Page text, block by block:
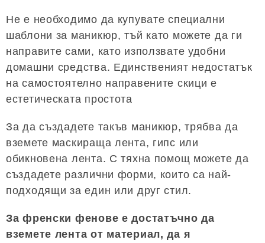
Не е необходимо да купувате специални
шаблони за маникюр, тъй като можете да ги
направите сами, като използвате удобни
домашни средства. Единственият недостатък
на самостоятелно направените скици е
естетическата простота
За да създадете такъв маникюр, трябва да
вземете маскираща лента, гипс или
обикновена лента. С тяхна помощ можете да
създадете различни форми, които са най-
подходящи за един или друг стил.
За френски фенове е достатъчно да
вземете лента от материал, да я